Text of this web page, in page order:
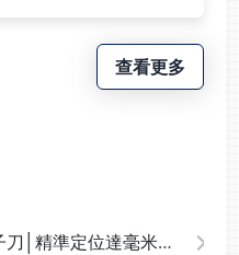
、梳頭運動、拉毛巾
行動作１～３組。影
療復健運動00:24 爬牆
巾運動03:40 擴胸運動
查看更多
│精準定位達毫米等